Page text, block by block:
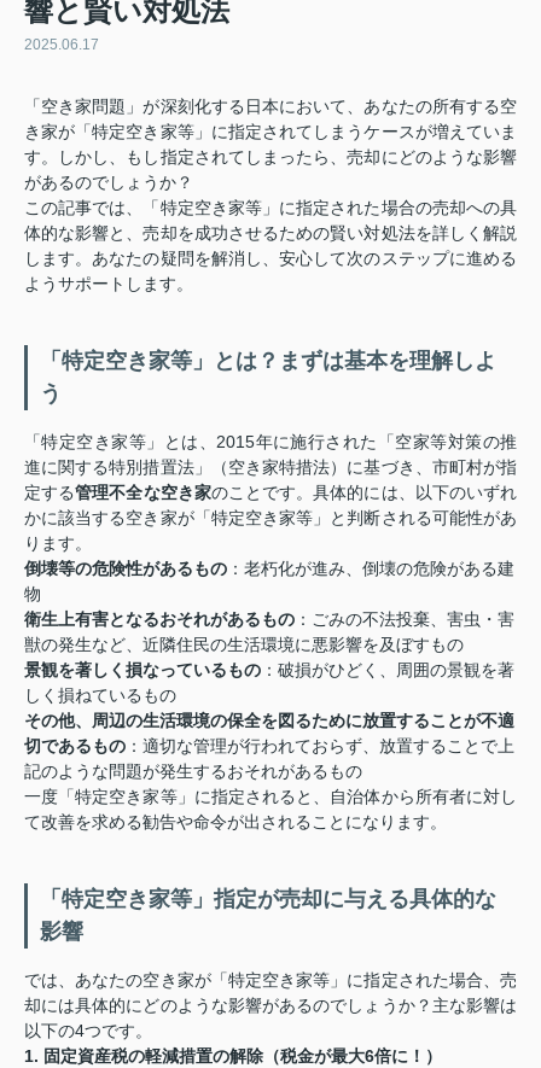
響と賢い対処法
2025.06.17
「空き家問題」が深刻化する日本において、あなたの所有する空
き家が「特定空き家等」に指定されてしまうケースが増えていま
す。しかし、もし指定されてしまったら、売却にどのような影響
があるのでしょうか？
この記事では、「特定空き家等」に指定された場合の売却への具
体的な影響と、売却を成功させるための賢い対処法を詳しく解説
します。あなたの疑問を解消し、安心して次のステップに進める
ようサポートします。
「特定空き家等」とは？まずは基本を理解しよ
う
「特定空き家等」とは、2015年に施行された「空家等対策の推
進に関する特別措置法」（空き家特措法）に基づき、市町村が指
定する管理不全な空き家のことです。具体的には、以下のいずれ
かに該当する空き家が「特定空き家等」と判断される可能性があ
ります。
倒壊等の危険性があるもの ：老朽化が進み、倒壊の危険がある建
物
衛生上有害となるおそれがあるもの ：ごみの不法投棄、害虫・害
獣の発生など、近隣住民の生活環境に悪影響を及ぼすもの
景観を著しく損なっているもの ：破損がひどく、周囲の景観を著
しく損ねているもの
その他、周辺の生活環境の保全を図るために放置することが不適
切であるもの ：適切な管理が行われておらず、放置することで上
記のような問題が発生するおそれがあるもの
一度「特定空き家等」に指定されると、自治体から所有者に対し
て改善を求める勧告や命令が出されることになります。
「特定空き家等」指定が売却に与える具体的な
影響
では、あなたの空き家が「特定空き家等」に指定された場合、売
却には具体的にどのような影響があるのでしょうか？主な影響は
以下の4つです。
1. 固定資産税の軽減措置の解除（税金が最大6倍に！）